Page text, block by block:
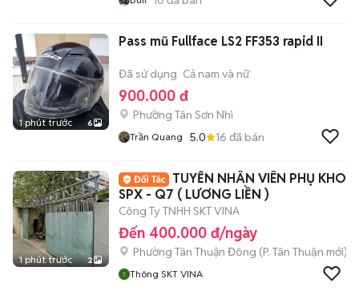
1 phút trước 6
Pass mũ Fullface LS2 FF353 rapid II
Đã sử dụng Cả nam và nữ
900.000 đ
Phường Tân Sơn Nhì
Trần Quang 5.0 16 đã bán
1 phút trước 2
TUYỂN NHÂN VIÊN PHỤ KHO
SPX - Q7 ( LƯƠNG LIỀN )
Công Ty TNHH SKT VINA
Đến 400.000 đ/ngày
Phường Tân Thuận Đông (P. Tân Thuận mới)
Thông SKT VINA